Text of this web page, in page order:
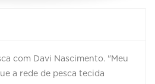
com Davi Nascimento. "Meu
a rede de pesca tecida